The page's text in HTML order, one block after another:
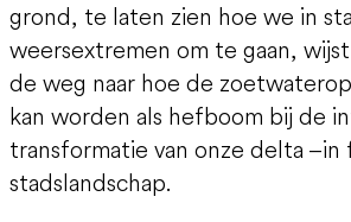
grond, te laten zien hoe we in
weersextremen om te gaan,
de weg naar hoe de
kan worden als hefboom bij de
transformatie van onze delta
stadslandschap.